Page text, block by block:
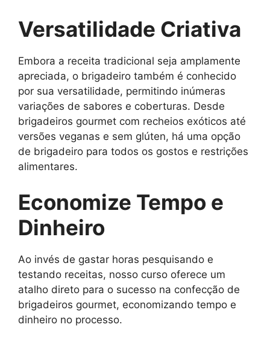
Versatilidade Criativa
Embora a receita tradicional seja amplamente
apreciada, o brigadeiro também é conhecido
por sua versatilidade, permitindo inúmeras
variações de sabores e coberturas. Desde
brigadeiros gourmet com recheios exóticos até
versões veganas e sem glúten, há uma opção
de brigadeiro para todos os gostos e restrições
alimentares.
Economize Tempo e
Dinheiro
Ao invés de gastar horas pesquisando e
testando receitas, nosso curso oferece um
atalho direto para o sucesso na confecção de
brigadeiros gourmet, economizando tempo e
dinheiro no processo.